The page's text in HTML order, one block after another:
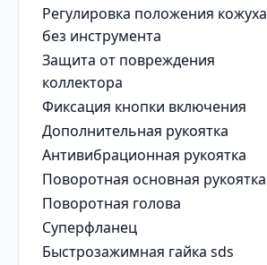
Регулировка положения кожуха
без инструмента
Защита от повреждения
коллектора
Фиксация кнопки включения
Дополнительная рукоятка
Антивибрационная рукоятка
Поворотная основная рукоятка
Поворотная голова
Суперфланец
Быстрозажимная гайка sds